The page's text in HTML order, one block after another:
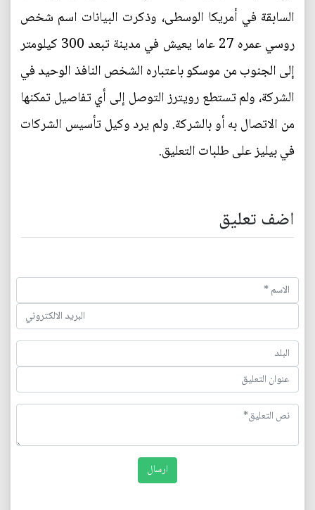
السابقة في أمريكا الوسطى، وذكرت البيانات اسم شخص
روسي عمره 27 عاما يعيش في مدينة تبعد 300 كيلومتر
إلى الجنوب من موسكو باعتباره الشخص النافذ الوحيد في
الشركة، ولم تستطع رويترز التوصل إلى أي تفاصيل تمكنها
من الاتصال به أو بالشركة. ولم يرد وكيل تأسيس الشركات
في بيليز على طلبات التعليق.
اضف تعليق